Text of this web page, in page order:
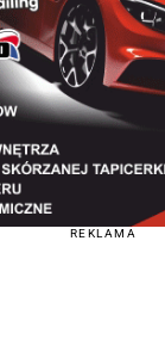
REKLAMA